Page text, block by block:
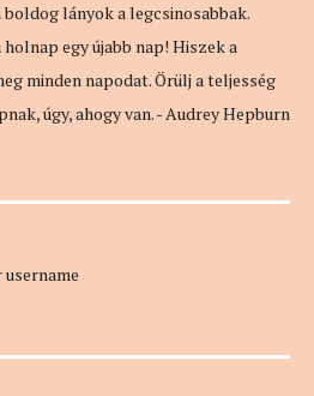
boldog lányok a legcsinosabbak.
egy újabb nap! Hiszek a
minden napodat. Örülj a teljesség
úgy, ahogy van. - Audrey Hepburn